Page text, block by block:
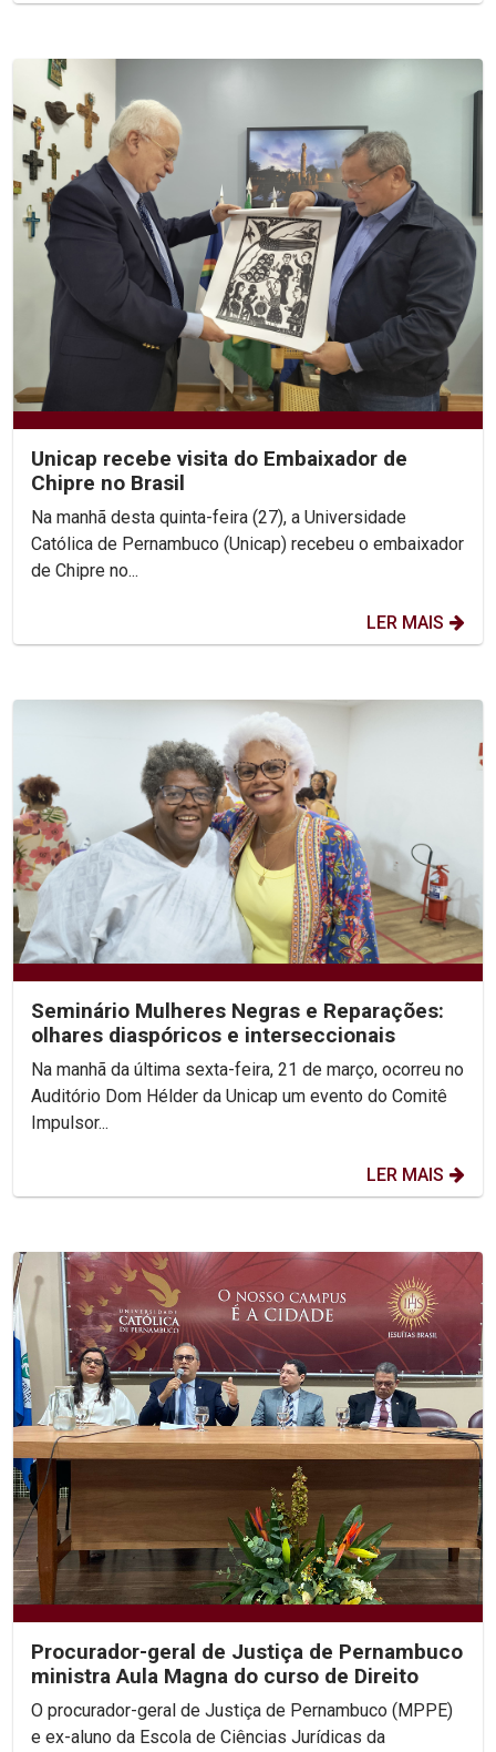
Unicap recebe visita do Embaixador de
Chipre no Brasil
Na manhã desta quinta-feira (27), a Universidade
Católica de Pernambuco (Unicap) recebeu o embaixador
de Chipre no...
LER MAIS
Seminário Mulheres Negras e Reparações:
olhares diaspóricos e interseccionais
Na manhã da última sexta-feira, 21 de março, ocorreu no
Auditório Dom Hélder da Unicap um evento do Comitê
Impulsor...
LER MAIS
Procurador-geral de Justiça de Pernambuco
ministra Aula Magna do curso de Direito
O procurador-geral de Justiça de Pernambuco (MPPE)
e ex-aluno da Escola de Ciências Jurídicas da